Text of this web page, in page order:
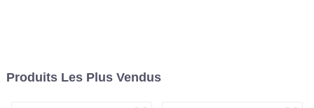
Produits Les Plus Vendus